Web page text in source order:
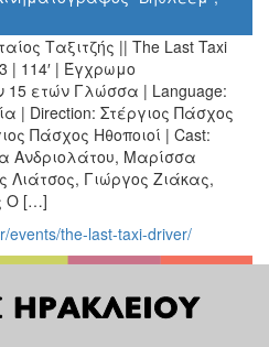
Ταξιτζής || The Last Taxi
| 114′ | Έγχρωμο
ετών Γλώσσα | Language:
| Direction: Στέργιος Πάσχος
Πάσχος Ηθοποιοί | Cast:
Ανδριολάτου, Μαρίσσα
Λιάτσος, Γιώργος Ζιάκας,
Ο […]
events/the-last-taxi-driver/